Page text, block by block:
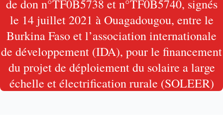
de don n°TF0B5738 et n°TF0B5740, signés
le 14 juillet 2021 à Ouagadougou, entre le
Burkina Faso et l’association internationale
de développement (IDA), pour le financement
du projet de déploiement du solaire a large
échelle et électrification rurale (SOLEER)